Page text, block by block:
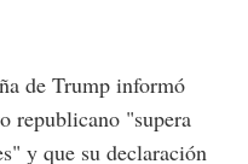
de Trump informó
republicano "supera
y que su declaración